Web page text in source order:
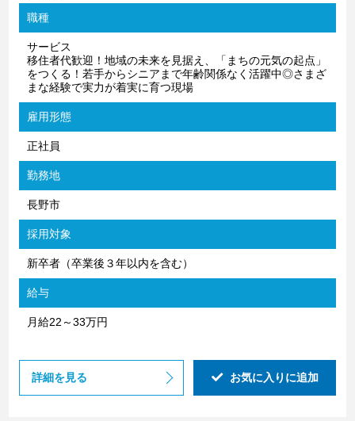
職種
サービス
移住者代歓迎！地域の未来を見据え、「まちの元気の起点」
をつくる！若手からシニアまで年齢関係なく活躍中◎さまざ
まな経験で実力が着実に育つ現場
雇用形態
正社員
勤務地
長野市
採用対象
新卒者（卒業後３年以内を含む）
給与
月給22～33万円
詳細を見る お気に入りに追加